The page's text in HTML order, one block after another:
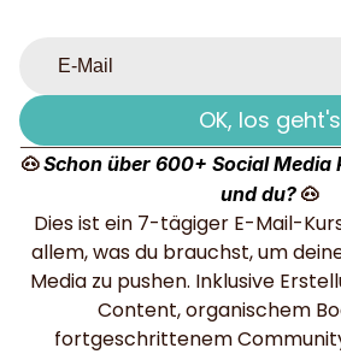
🐽 Schon über 600+ Social Media
und du? 🐽
Dies ist ein 7-tägiger E-Mail-
allem, was du brauchst, um
Media zu pushen. Inklusive
Content, organischem
fortgeschrittenem